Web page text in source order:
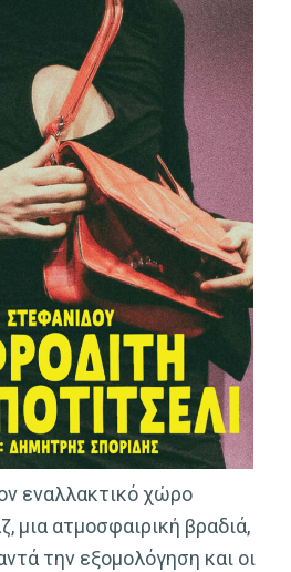
εναλλακτικό χώρο
μια ατμοσφαιρική βραδιά,
την εξομολόγηση και οι